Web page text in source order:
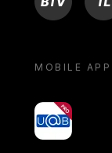
MOBILE APP
yoU@B